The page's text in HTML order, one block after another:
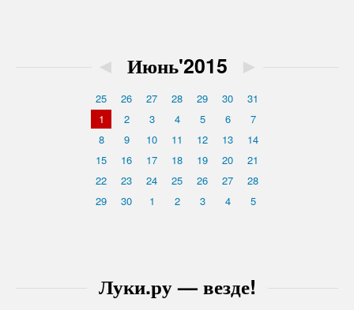
Луки.ру — везде!
◄ Июнь'2015 ►
25 26 27 28 29 30
31
1
2 3 4 5 6
7
8
9 10 11 12 13
14
15
16 17 18 19 20
21
22
23 24 25 26 27
28
29
30 1 2 3 4 5